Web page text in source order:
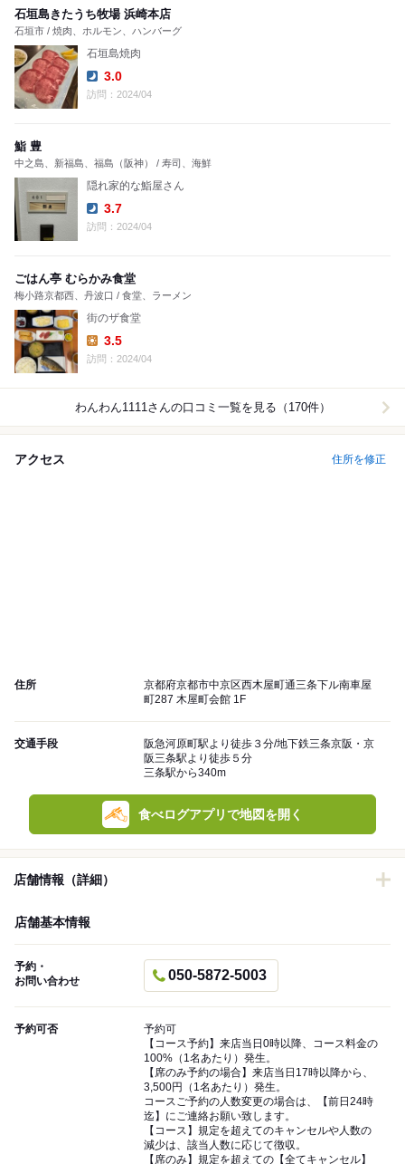
石垣島きたうち牧場 浜崎本店
石垣市 / 焼肉、ホルモン、ハンバーグ
石垣島焼肉
Dinner:
3.0
訪問：2024/04
鮨 豊
中之島、新福島、福島（阪神） / 寿司、海鮮
隠れ家的な鮨屋さん
Dinner:
3.7
訪問：2024/04
ごはん亭 むらかみ食堂
梅小路京都西、丹波口 / 食堂、ラーメン
街のザ食堂
Lunch:
3.5
訪問：2024/04
わんわん1111さんの口コミ一覧を見る（170件）
アクセス 住所を修正
住所
京都府京都市中京区西木屋町通三条下ル南車屋
町287 木屋町会館 1F
交通手段
阪急河原町駅より徒歩３分/地下鉄三条京阪・京
阪三条駅より徒歩５分
三条駅から340m
食べログアプリで地図を開く
店舗情報（詳細）
店舗基本情報
予約・
お問い合わせ
050-5872-5003
予約可否
予約可
【コース予約】来店当日0時以降、コース料金の
100%（1名あたり）発生。
【席のみ予約の場合】来店当日17時以降から、
3,500円（1名あたり）発生。
コースご予約の人数変更の場合は、【前日24時
迄】にご連絡お願い致します。
【コース】規定を超えてのキャンセルや人数の
減少は、該当人数に応じて徴収。
【席のみ】規定を超えての【全てキャンセル】